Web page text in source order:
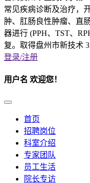
常见疾病诊断及治疗，
肿、肛肠良性肿瘤、直
器进行 (PPH、TST、
复。取得盘州市新技术 3
登录/注册
用户名 欢迎您！
首页
招聘岗位
科室介绍
专家团队
员工生活
院长专访